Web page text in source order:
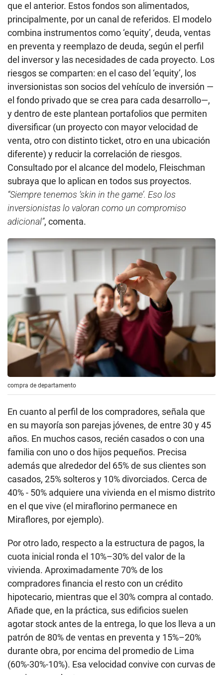
que el anterior. Estos fondos son alimentados,
principalmente, por un canal de referidos. El modelo
combina instrumentos como ‘equity’, deuda, ventas
en preventa y reemplazo de deuda, según el perfil
del inversor y las necesidades de cada proyecto. Los
riesgos se comparten: en el caso del ‘equity’, los
inversionistas son socios del vehículo de inversión —
el fondo privado que se crea para cada desarrollo—,
y dentro de este plantean portafolios que permiten
diversificar (un proyecto con mayor velocidad de
venta, otro con distinto ticket, otro en una ubicación
diferente) y reducir la correlación de riesgos.
Consultado por el alcance del modelo, Fleischman
subraya que lo aplican en todos sus proyectos.
“Siempre tenemos ‘skin in the game’. Eso los
inversionistas lo valoran como un compromiso
adicional”, comenta.
compra de departamento
En cuanto al perfil de los compradores, señala que
en su mayoría son parejas jóvenes, de entre 30 y 45
años. En muchos casos, recién casados o con una
familia con uno o dos hijos pequeños. Precisa
además que alrededor del 65% de sus clientes son
casados, 25% solteros y 10% divorciados. Cerca de
40% - 50% adquiere una vivienda en el mismo distrito
en el que vive (el miraflorino permanece en
Miraflores, por ejemplo).
Por otro lado, respecto a la estructura de pagos, la
cuota inicial ronda el 10%–30% del valor de la
vivienda. Aproximadamente 70% de los
compradores financia el resto con un crédito
hipotecario, mientras que el 30% compra al contado.
Añade que, en la práctica, sus edificios suelen
agotar stock antes de la entrega, lo que los lleva a un
patrón de 80% de ventas en preventa y 15%–20%
durante obra, por encima del promedio de Lima
(60%-30%-10%). Esa velocidad convive con curvas de